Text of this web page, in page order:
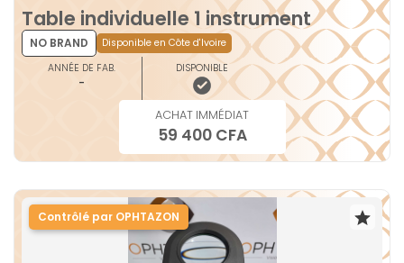
Table individuelle 1 instrument
NO BRAND
Disponible en Côte d'Ivoire
ANNÉE DE FAB.
-
DISPONIBLE
ACHAT IMMÉDIAT
59 400 CFA
Contrôlé par OPHTAZON